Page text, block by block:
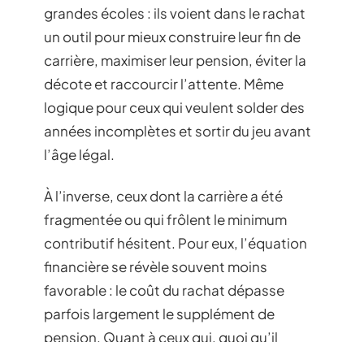
grandes écoles : ils voient dans le rachat
un outil pour mieux construire leur fin de
carrière, maximiser leur pension, éviter la
décote et raccourcir l’attente. Même
logique pour ceux qui veulent solder des
années incomplètes et sortir du jeu avant
l’âge légal.
À l’inverse, ceux dont la carrière a été
fragmentée ou qui frôlent le minimum
contributif hésitent. Pour eux, l’équation
financière se révèle souvent moins
favorable : le coût du rachat dépasse
parfois largement le supplément de
pension. Quant à ceux qui, quoi qu’il